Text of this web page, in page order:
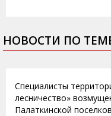
НОВОСТИ ПО
Специалисты
лесничество»
Палаткинской